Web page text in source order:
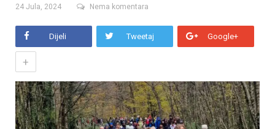
24 Jula, 2024 Nema komentara
Dijeli Tweetaj Google+
+